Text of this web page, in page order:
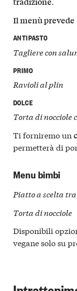
Il menù prevede
ANTIPASTO
Tagliere con
PRIMO
Ravioli al plin
DOLCE
Torta di nocciole
Ti forniremo un
permetterà di
Menu bimbi
Piatto a scelta
Torta di nocciole
Disponibili
vegane solo su